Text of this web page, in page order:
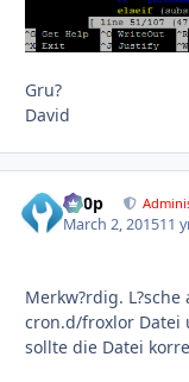
Gru?
David
d00p
March 2, 201511
Merkw?rdig.
cron.d/froxlor Datei
sollte die Datei